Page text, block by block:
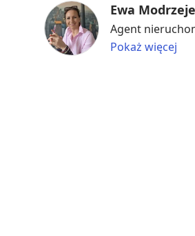
Ewa
Agent
Pokaż więcej